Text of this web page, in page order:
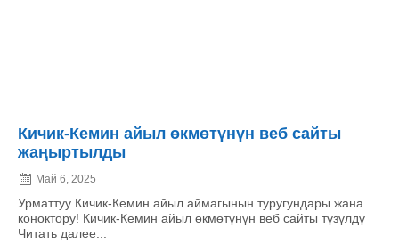
Кичик-Кемин айыл өкмөтүнүн веб сайты
жаңыртылды
Май 6, 2025
Урматтуу Кичик-Кемин айыл аймагынын туругундары жана
коноктору! Кичик-Кемин айыл өкмөтүнүн веб сайты түзүлдү
Читать далее...